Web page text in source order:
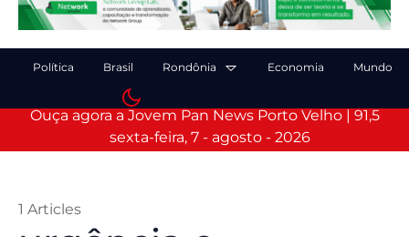
Política Brasil Rondônia Economia Mundo
Ouça agora a Jovem Pan News Porto Velho | 91,5
sexta-feira, 7 - agosto - 2026
1 Articles